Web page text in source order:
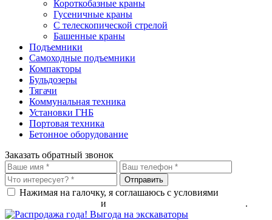
Короткобазные краны
Гусеничные краны
С телескопической стрелой
Башенные краны
Подъемники
Самоходные подъемники
Компакторы
Бульдозеры
Тягачи
Коммунальная техника
Установки ГНБ
Портовая техника
Бетонное оборудование
Заказать обратный звонок
Нажимая на галочку, я соглашаюсь с условиями
и .